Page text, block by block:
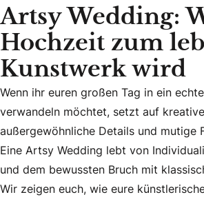
Artsy Wedding:
Hochzeit zum
Kunstwerk wird
Wenn ihr euren großen Tag in ein
Wenn ihr euren großen Tag in ein
verwandeln möchtet, setzt auf
außergewöhnliche Details und mutige
Eine Artsy Wedding lebt von
und dem bewussten Bruch mit
Wir zeigen euch, wie eure